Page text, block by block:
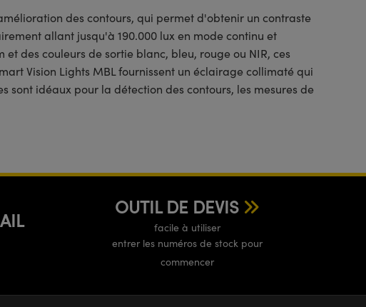
des contours, qui permet d'obtenir un contraste
allant jusqu'à 190.000 lux en mode continu et
des couleurs de sortie blanc, bleu, rouge ou NIR, ces
Vision Lights MBL fournissent un éclairage collimaté qui
sont idéaux pour la détection des contours, les mesures de
OUTIL DE DEVIS
facile à utiliser
entrer les numéros de stock pour
commencer